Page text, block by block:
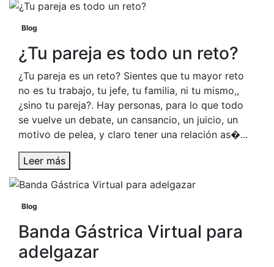
Blog
¿Tu pareja es todo un reto?
¿Tu pareja es un reto? Sientes que tu mayor reto
no es tu trabajo, tu jefe, tu familia, ni tu mismo,,
¿sino tu pareja?. Hay personas, para lo que todo
se vuelve un debate, un cansancio, un juicio, un
motivo de pelea, y claro tener una relación as�...
Leer más
Blog
Banda Gástrica Virtual para
adelgazar